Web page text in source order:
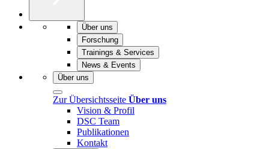
Über uns
Forschung
Trainings & Services
News & Events
Über uns
Zur Übersichtsseite Über uns
Vision & Profil
DSC Team
Publikationen
Kontakt